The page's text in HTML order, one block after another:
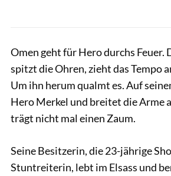
Omen geht für Hero durchs Feuer.
spitzt die Ohren, zieht das Tempo
Um ihn herum qualmt es. Auf
Hero Merkel und breitet die Arme
trägt nicht mal einen Zaum.
Seine Besitzerin, die 23-jährige
Stuntreiterin, lebt im Elsass und